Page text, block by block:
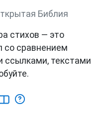
Библия
стихов — это
со сравнением
ссылками, текстами